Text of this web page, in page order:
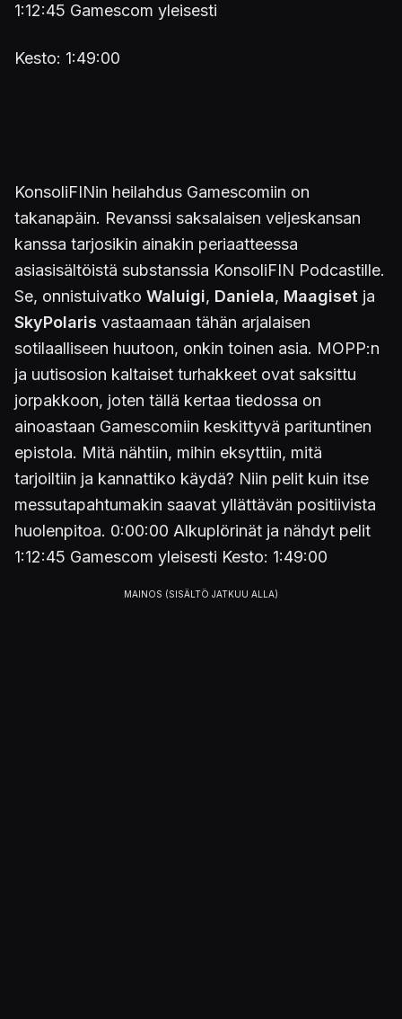
1:12:45 Gamescom yleisesti
Kesto: 1:49:00
KonsoliFINin heilahdus Gamescomiin on
takanapäin. Revanssi saksalaisen veljeskansan
kanssa tarjosikin ainakin periaatteessa
asiasisältöistä substanssia KonsoliFIN Podcastille.
Se, onnistuivatko Waluigi, Daniela, Maagiset ja
SkyPolaris vastaamaan tähän arjalaisen
sotilaalliseen huutoon, onkin toinen asia. MOPP:n
ja uutisosion kaltaiset turhakkeet ovat saksittu
jorpakkoon, joten tällä kertaa tiedossa on
ainoastaan Gamescomiin keskittyvä parituntinen
epistola. Mitä nähtiin, mihin eksyttiin, mitä
tarjoiltiin ja kannattiko käydä? Niin pelit kuin itse
messutapahtumakin saavat yllättävän positiivista
huolenpitoa. 0:00:00 Alkuplörinät ja nähdyt pelit
1:12:45 Gamescom yleisesti Kesto: 1:49:00